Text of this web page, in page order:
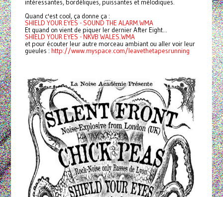
intéressantes, bordéliques, puissantes et mélodiques.
Quand c'est cool, ça donne ça :
SHIELD YOUR EYES - SOUND THE ALARM.WMA
Et quand on vient de piquer ler dernier After Eight...
SHIELD YOUR EYES - NKVB WALES.WMA
et pour écouter leur autre morceau ambiant ou aller voir leur
gueules : http://www.myspace.com/leavethetapesrunning